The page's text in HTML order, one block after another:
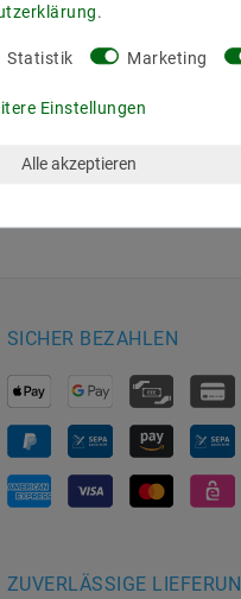
SICHER BEZAHLEN
ZUVERLÄSSIGE
.
Statistik Marketing
Einstellungen
Alle akzeptieren